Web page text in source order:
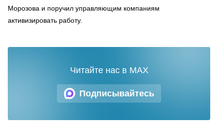
Морозова и поручил управляющим компаниям
активизировать работу.
Подписывайтесь
Читайте нас в MAX